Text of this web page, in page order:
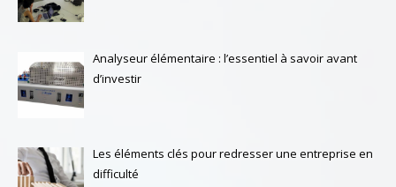
Analyseur élémentaire : l’essentiel à savoir avant
d’investir
Les éléments clés pour redresser une entreprise en
difficulté